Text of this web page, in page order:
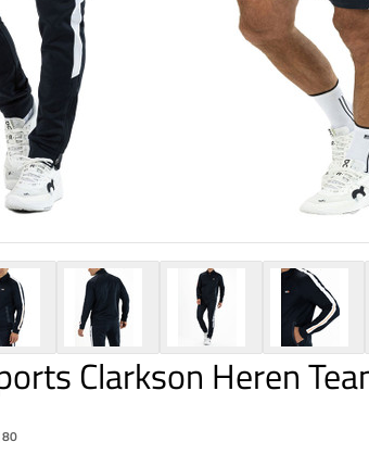
Clarkson Heren
80